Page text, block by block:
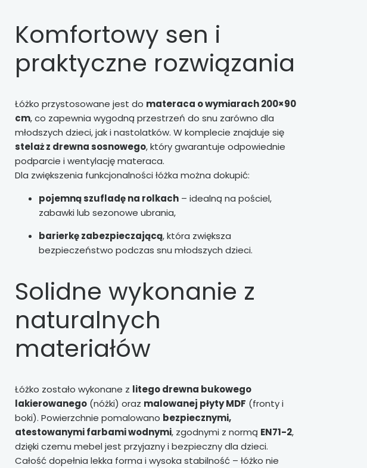
Komfortowy sen i
praktyczne rozwiązania
Łóżko przystosowane jest do materaca o wymiarach 200×90
cm, co zapewnia wygodną przestrzeń do snu zarówno dla
młodszych dzieci, jak i nastolatków. W komplecie znajduje się
stelaż z drewna sosnowego, który gwarantuje odpowiednie
podparcie i wentylację materaca.
Dla zwiększenia funkcjonalności łóżka można dokupić:
pojemną szufladę na rolkach– idealną na pościel,
zabawki lub sezonowe ubrania,
barierkę zabezpieczającą, która zwiększa
bezpieczeństwo podczas snu młodszych dzieci.
Solidne wykonanie z
naturalnych
materiałów
Łóżko zostało wykonane z litego drewna bukowego
lakierowanego(nóżki) oraz malowanej płyty MDF (fronty i
boki). Powierzchnie pomalowano bezpiecznymi,
atestowanymi farbami wodnymi, zgodnymi z normą EN71-2,
dzięki czemu mebel jest przyjazny i bezpieczny dla dzieci.
Całość dopełnia lekka forma i wysoka stabilność – łóżko nie